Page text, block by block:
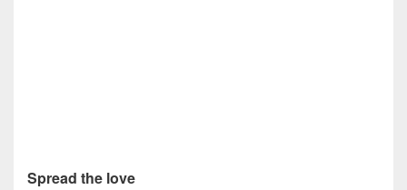
Spread the love